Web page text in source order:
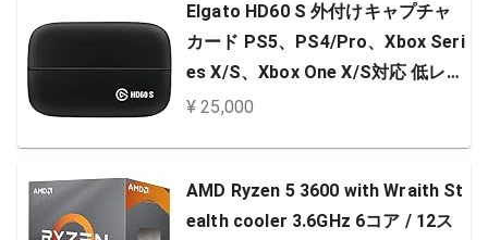
降)対応
Elgato HD60 S 外付けキャプチャ
カード PS5、PS4/Pro、Xbox Seri
es X/S、Xbox One X/S対応 低レイ
テンシー 1080p/60fps ライブ配信/
¥ 25,000
AMD Ryzen 5 3600 with Wraith St
ealth cooler 3.6GHz 6コア / 12ス